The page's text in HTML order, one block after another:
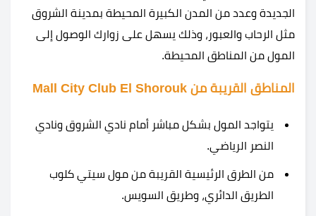
الجديدة وعدد من المدن الكبيرة المحيطة بمدينة الشروق
مثل الرحاب والعبور، وذلك يسهل على زوارك الوصول إلى
المول من المناطق المحيطة.
المناطق القريبة من Mall City Club El Shorouk
يتواجد المول بشكل مباشر أمام نادي الشروق ونادي
النصر الرياضي.
من الطرق الرئيسية القريبة من مول سيتي كلوب
الطريق الدائري، وطريق السويس.